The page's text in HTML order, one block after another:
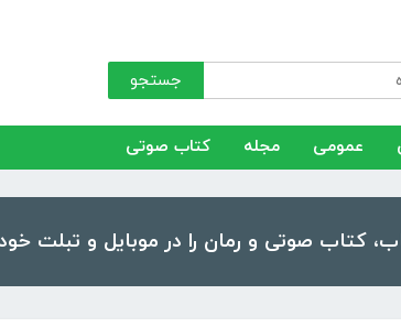
جستجو
عمومی مجله کتاب صوتی